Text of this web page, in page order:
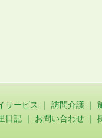
サービス ｜ 訪問介護 ｜
日記 ｜ お問い合わせ ｜